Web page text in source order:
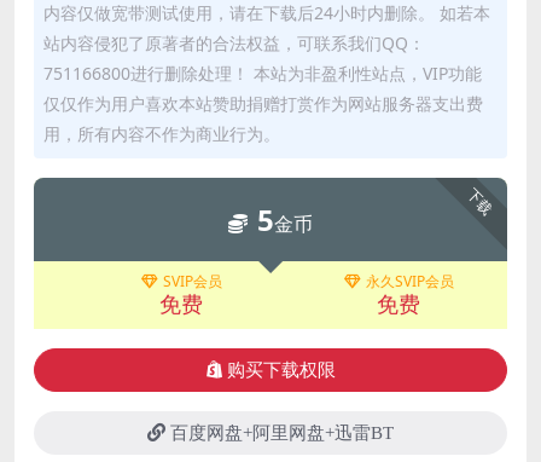
内容仅做宽带测试使用，请在下载后24小时内删除。 如若本
站内容侵犯了原著者的合法权益，可联系我们QQ：
751166800进行删除处理！ 本站为非盈利性站点，VIP功能
仅仅作为用户喜欢本站赞助捐赠打赏作为网站服务器支出费
用，所有内容不作为商业行为。
下载
5金币
SVIP会员
免费
永久SVIP会员
免费
购买下载权限
百度网盘+阿里网盘+迅雷BT